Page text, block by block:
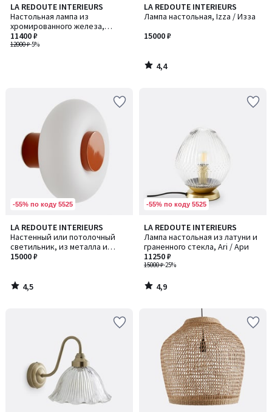
LA REDOUTE INTERIEURS
Настольная лампа из
хромированного железа,
Kinoko / Киноко
12000 ₽-5%
11400 ₽
LA REDOUTE INTERIEURS
Лампа настольная, Izza / Изза
15000 ₽
4,4
/ 5
4,4
/
-55% по коду 5525
LA REDOUTE INTERIEURS
Настенный или потолочный
светильник, из металла и
опалина, диаметр 21,5 см,
15000 ₽
4,5
/ 5
4,5
/
-55% по коду 5525
LA REDOUTE INTERIEURS
Лампа настольная из латуни и
граненного стекла, Ari / Ари
15000 ₽-25%
11250 ₽
4,9
/ 5
4,9
/